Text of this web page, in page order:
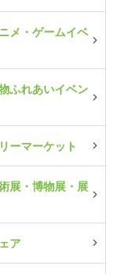
メ・ゲームイベ
ふれあいイベン
ーマーケット
展・博物展・展
ア